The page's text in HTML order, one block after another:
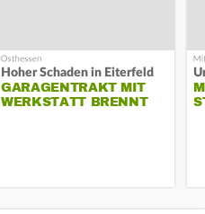
Hoher Schaden in Eiterfeld
GARAGENTRAKT MIT
WERKSTATT BRENNT